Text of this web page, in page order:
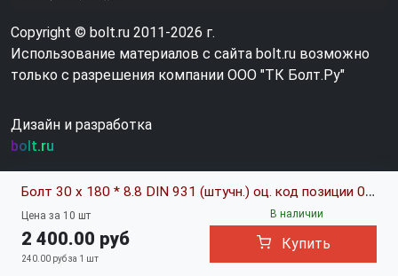
Болт 30 х 180 * 8.8 DIN 931 (штучн.) оц. код позиции 0107103
Цена за 10 шт
2 400.00 руб
240.00 руб за 1 шт
В наличии
Купить
Copyright © bolt.ru 2011-2026 г.
Использование материалов с сайта bolt.ru возможно
только с разрешения компании ООО "ТК Болт.Ру"
Дизайн и разработка
bolt.ru